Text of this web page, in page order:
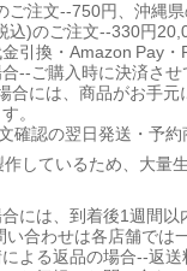
ご注文--750円、沖縄
込)のご注文--330円
引換・Amazon Pay
合--ご購入時に決済さ
合には、商品がお手
。
確認の翌日発送・予
しているため、大量
合には、到着後1週間
合わせは各店舗で
よる返品の場合--返